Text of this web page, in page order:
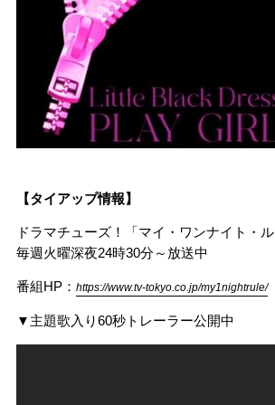
【タイアップ情報】
ドラマチューズ！「マイ・ワンナイト・
毎週火曜深夜24時30分～放送中
番組HP： https://www.tv-tokyo.co.jp/my1nightrule/
▼主題歌入り60秒トレーラー公開中